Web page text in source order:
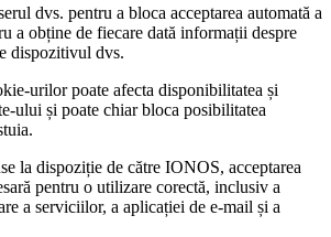
dvs. pentru a bloca acceptarea automată a
a obține de fiecare dată informații despre
dispozitivul dvs.
urilor poate afecta disponibilitatea și
ului și poate chiar bloca posibilitatea
la dispoziție de către IONOS, acceptarea
pentru o utilizare corectă, inclusiv a
a serviciilor, a aplicației de e-mail și a